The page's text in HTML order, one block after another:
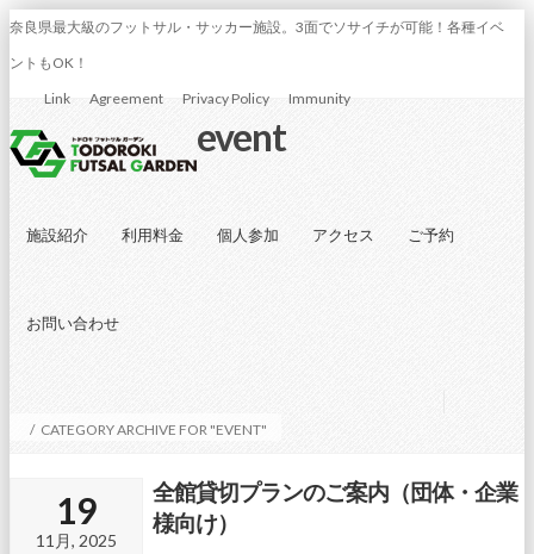
奈良県最大級のフットサル・サッカー施設。3面でソサイチが可能！各種イベ
ントもOK！
Link
Agreement Privacy Policy Immunity
施設紹介 利用料金 個人参加 アクセス ご予約
お問い合わせ
event
/ CATEGORY ARCHIVE FOR "EVENT"
19
11月, 2025
全館貸切プランのご案内（団体・企業
様向け）